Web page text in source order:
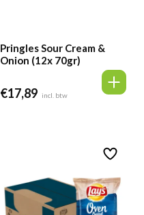
Pringles Sour Cream &
Onion (12x 70gr)
€17,89 incl. btw